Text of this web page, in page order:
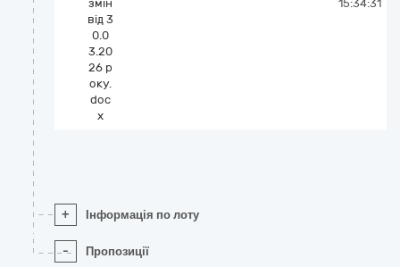
змін
від 3
0.0
3.20
26 р
оку.
doc
x
15:34:31
+ Інформація по лоту
- Пропозиції